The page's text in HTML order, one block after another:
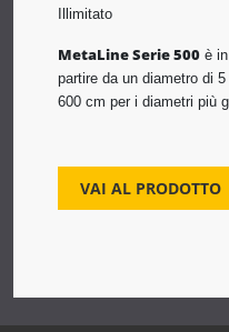
Illimitato
MetaLine Serie 500 è
partire da un diametro di
600 cm per i diametri più
VAI AL PRODOTTO